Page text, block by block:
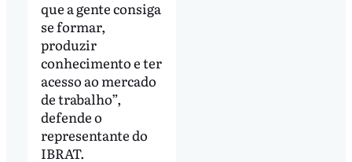
que a gente consiga
se formar,
produzir
conhecimento e ter
acesso ao mercado
de trabalho”,
defende o
representante do
IBRAT.